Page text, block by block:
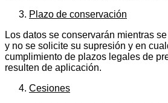
Plazo de conservación
Los datos se conservarán mientras
y no se solicite su supresión y en
cumplimiento de plazos legales de
resulten de aplicación.
Cesiones